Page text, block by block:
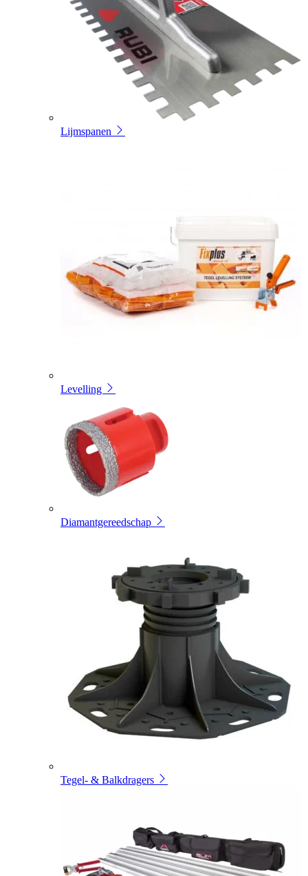
Lijmspanen
Levelling
Diamantgereedschap
Tegel- & Balkdragers